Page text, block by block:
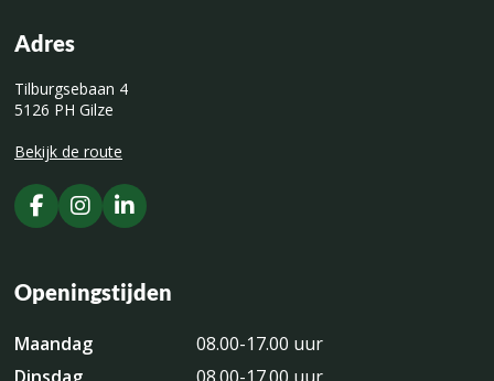
Adres
Tilburgsebaan 4
5126 PH Gilze
Bekijk de route
Openingstijden
Maandag
08.00-17.00 uur